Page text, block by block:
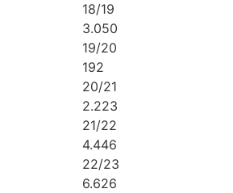
18/19
3.050
19/20
192
20/21
2.223
21/22
4.446
22/23
6.626